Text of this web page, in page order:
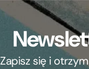
Zapisz się i